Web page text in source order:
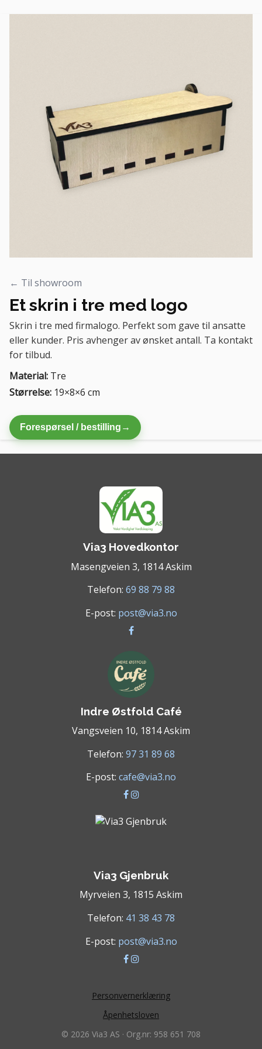
← Til showroom
Et skrin i tre med logo
Skrin i tre med firmalogo. Perfekt som gave til ansatte
eller kunder. Pris avhenger av ønsket antall. Ta kontakt
for tilbud.
Material: Tre
Størrelse: 19×8×6 cm
Forespørsel / bestilling →
Via3 Hovedkontor
Masengveien 3, 1814 Askim
Telefon: 69 88 79 88
E-post: post@via3.no
Indre Østfold Café
Vangsveien 10, 1814 Askim
Telefon: 97 31 89 68
E-post: cafe@via3.no
Via3 Gjenbruk
Myrveien 3, 1815 Askim
Telefon: 41 38 43 78
E-post: post@via3.no
Personvernerklæring
Åpenhetsloven
© 2026 Via3 AS · Org.nr: 958 651 708